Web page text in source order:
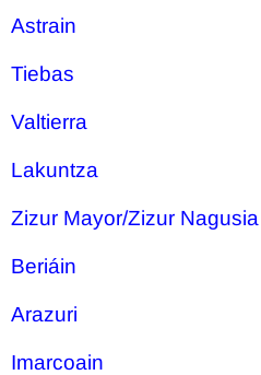
Astrain
Tiebas
Valtierra
Lakuntza
Zizur Mayor/Zizur Nagusia
Beriáin
Arazuri
Imarcoain